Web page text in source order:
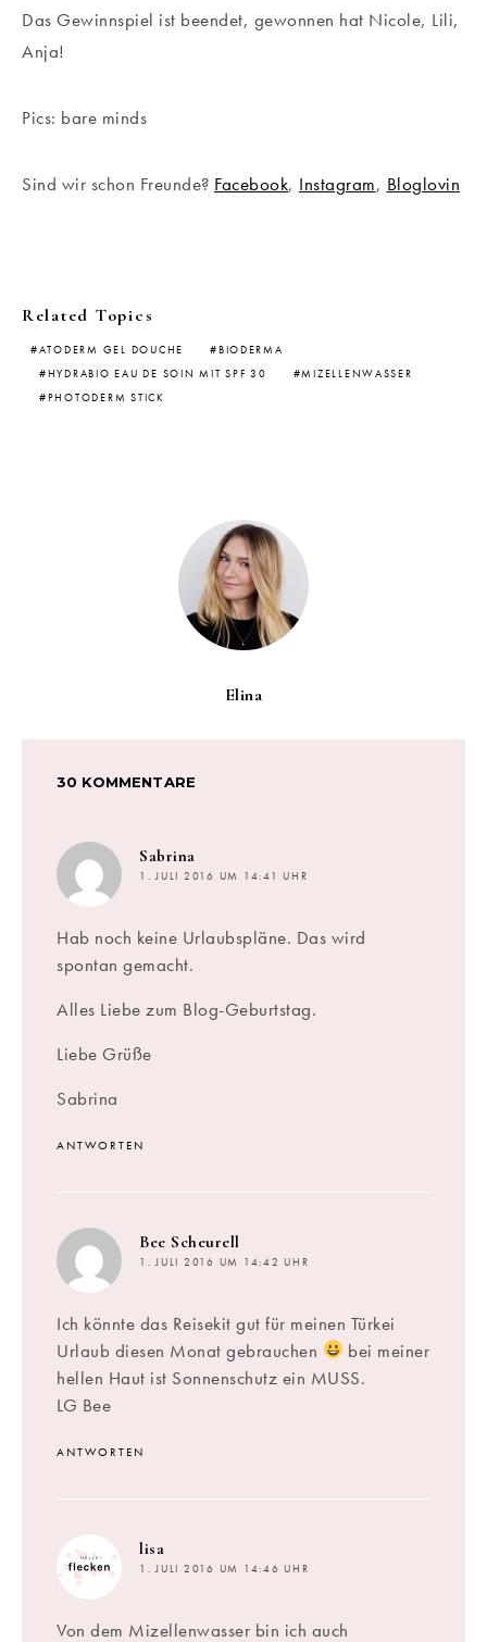
Das Gewinnspiel ist beendet, gewonnen hat Nicole, Lili,
Anja!
Pics: bare minds
Sind wir schon Freunde? Facebook, Instagram, Bloglovin
Related Topics
ATODERM GEL DOUCHE
BIODERMA
HYDRABIO EAU DE SOIN MIT SPF 30
MIZELLENWASSER
PHOTODERM STICK
Elina
30 KOMMENTARE
Sabrina
1. JULI 2016 UM 14:41 UHR
Hab noch keine Urlaubspläne. Das wird
spontan gemacht.
Alles Liebe zum Blog-Geburtstag.
Liebe Grüße
Sabrina
ANTWORTEN
Bee Scheurell
1. JULI 2016 UM 14:42 UHR
Ich könnte das Reisekit gut für meinen Türkei
Urlaub diesen Monat gebrauchen
bei meiner
hellen Haut ist Sonnenschutz ein MUSS.
LG Bee
ANTWORTEN
lisa
1. JULI 2016 UM 14:46 UHR
Von dem Mizellenwasser bin ich auch